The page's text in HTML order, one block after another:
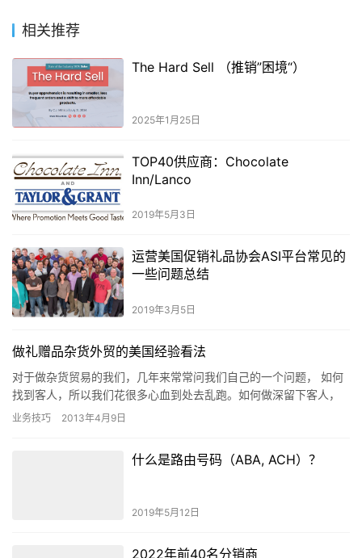
相关推荐
The Hard Sell （推销”困境“）
2025年1月25日
TOP40供应商：Chocolate
Inn/Lanco
2019年5月3日
运营美国促销礼品协会ASI平台常见的
一些问题总结
2019年3月5日
做礼赠品杂货外贸的美国经验看法
对于做杂货贸易的我们，几年来常常问我们自己的一个问题， 如何
找到客人，所以我们花很多心血到处去乱跑。如何做深留下客人，
所以我们又花很多的时间去想，该如何的与客人讲话。 最后我用力
业务技巧 2013年4月9日
什么是路由号码（ABA, ACH）？
2019年5月12日
2022年前40名分销商